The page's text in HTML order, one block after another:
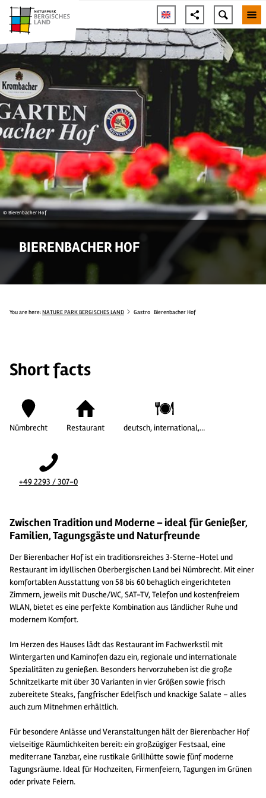
© Bierenbacher Hof
BIERENBACHER HOF
You are here:NATURE PARK BERGISCHES LAND Gastro Bierenbacher Hof
Short facts
Nümbrecht Restaurant deutsch, international,…
+49 2293 / 307-0
Zwischen Tradition und Moderne – ideal für Genießer,
Familien, Tagungsgäste und Naturfreunde
Der Bierenbacher Hof ist ein traditionsreiches 3‑Sterne-Hotel und
Restaurant im idyllischen Oberbergischen Land bei Nümbrecht. Mit einer
komfortablen Ausstattung von 58 bis 60 behaglich eingerichteten
Zimmern, jeweils mit Dusche/WC, SAT-TV, Telefon und kostenfreiem
WLAN, bietet es eine perfekte Kombination aus ländlicher Ruhe und
modernem Komfort.
Im Herzen des Hauses lädt das Restaurant im Fachwerkstil mit
Wintergarten und Kaminofen dazu ein, regionale und internationale
Spezialitäten zu genießen. Besonders hervorzuheben ist die große
Schnitzelkarte mit über 30 Varianten in vier Größen sowie frisch
zubereitete Steaks, fangfrischer Edelfisch und knackige Salate – alles
auch zum Mitnehmen erhältlich.
Für besondere Anlässe und Veranstaltungen hält der Bierenbacher Hof
vielseitige Räumlichkeiten bereit: ein großzügiger Festsaal, eine
mediterrane Tanzbar, eine rustikale Grillhütte sowie fünf moderne
Tagungsräume. Ideal für Hochzeiten, Firmenfeiern, Tagungen im Grünen
oder private Feiern.